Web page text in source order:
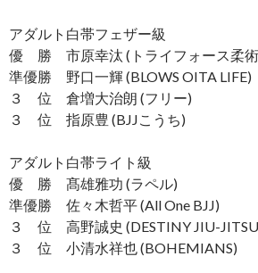
アダルト白帯フェザー級
優 勝 市原幸汰 (トライフォース柔術
準優勝 野口一輝 (BLOWS OITA LIFE)
３ 位 倉増大治朗 (フリー)
３ 位 指原豊 (BJJこうち)
アダルト白帯ライト級
優 勝 髙雄雅功 (ラペル)
準優勝 佐々木哲平 (All One BJJ)
３ 位 高野誠史 (DESTINY JIU-
３ 位 小清水祥也 (BOHEMIANS)